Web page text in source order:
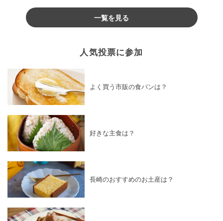
一覧を見る
人気投票に参加
よく買う市販の食パンは？
好きな主食は？
長崎のおすすめのお土産は？